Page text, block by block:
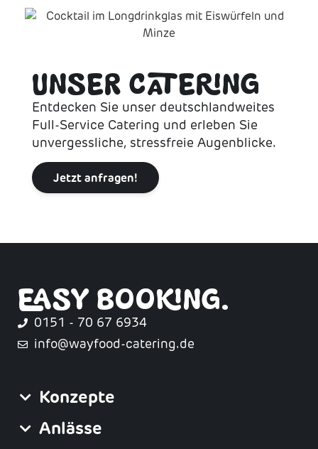
UNSER CATERING
Entdecken Sie unser deutschlandweites
Full-Service Catering und erleben Sie
unvergessliche, stressfreie Augenblicke.
Jetzt anfragen!
EASY BOOKING.
0151 - 70 67 6934
info@wayfood-catering.de
Konzepte
Anlässe